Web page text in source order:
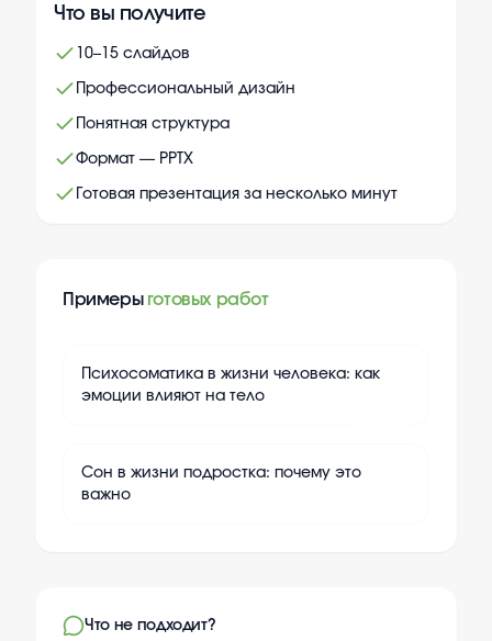
Что вы получите
10–15 слайдов
Профессиональный дизайн
Понятная структура
Формат — PPTX
Готовая презентация за несколько минут
Примеры готовых работ
Психосоматика в жизни человека: как
эмоции влияют на тело
Сон в жизни подростка: почему это
важно
Что не подходит?